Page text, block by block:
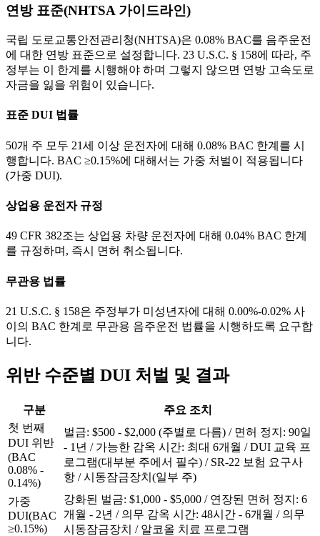
연방 표준(NHTSA 가이드라인)
국립 도로교통안전관리청(NHTSA)은 0.08% BAC를 음주운전
에 대한 연방 표준으로 설정합니다. 23 U.S.C. § 158에 따라, 주
정부는 이 한계를 시행해야 하며 그렇지 않으면 연방 고속도로
자금을 잃을 위험이 있습니다.
표준 DUI 법률
50개 주 모두 21세 이상 운전자에 대해 0.08% BAC 한계를 시
행합니다. BAC ≥0.15%에 대해서는 가중 처벌이 적용됩니다
(가중 DUI).
상업용 운전자 규정
49 CFR 382조는 상업용 차량 운전자에 대해 0.04% BAC 한계
를 규정하며, 즉시 면허 취소됩니다.
무관용 법률
21 U.S.C. § 158은 주정부가 미성년자에 대해 0.00%-0.02% 사
이의 BAC 한계로 무관용 음주운전 법률을 시행하도록 요구합
니다.
위반 수준별 DUI 처벌 및 결과
구분
주요 조치
첫 번째
DUI 위반
(BAC
0.08% -
0.14%)
벌금: $500 - $2,000 (주별로 다름) / 면허 정지: 90일
- 1년 / 가능한 감옥 시간: 최대 6개월 / DUI 교육 프
로그램(대부분 주에서 필수) / SR-22 보험 요구사
항 / 시동잠금장치(일부 주)
가중
DUI(BAC
≥0.15%)
강화된 벌금: $1,000 - $5,000 / 연장된 면허 정지: 6
개월 - 2년 / 의무 감옥 시간: 48시간 - 6개월 / 의무
시동잠금장치 / 알코올 치료 프로그램